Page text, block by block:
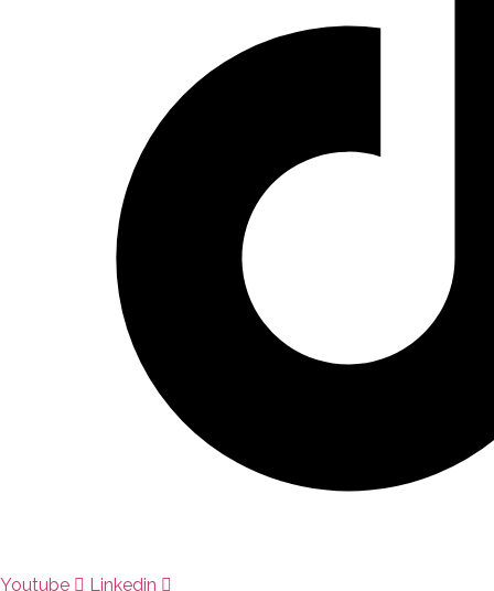
Youtube
Linkedin